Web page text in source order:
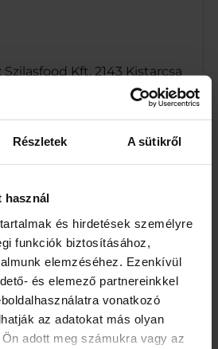
Részletek A sütikről
használ
és hirdetések személyre
funkciók biztosításához,
elemzéséhez. Ezenkívül
és elemező partnereinkkel
vonatkozó
az adatokat más olyan
adott meg számukra vagy az
Kft. 2143 Kistarcsa
sütemények
keksz, stb.), forralt bor,
helyen tárolandó!
2143 Kistarcsa Nagytarcsai
officinale) hazája a
és a síkvidéki esőerdők. A
konyha elengedhetetlen
leginkább kekszek
ízesítésére használják.